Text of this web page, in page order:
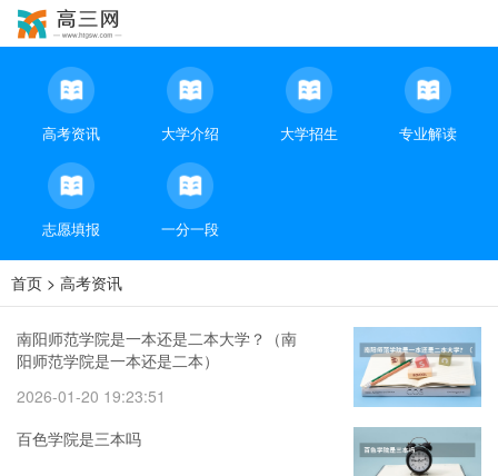
高考资讯 大学介绍 大学招生 专业解读
志愿填报 一分一段
首页 > 高考资讯
南阳师范学院是一本还是二本大学？（南
阳师范学院是一本还是二本）
2026-01-20 19:23:51
百色学院是三本吗